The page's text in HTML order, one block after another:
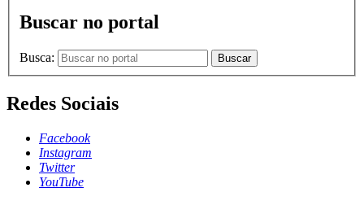
Buscar no portal
Busca: Buscar
Redes Sociais
Facebook
Instagram
Twitter
YouTube